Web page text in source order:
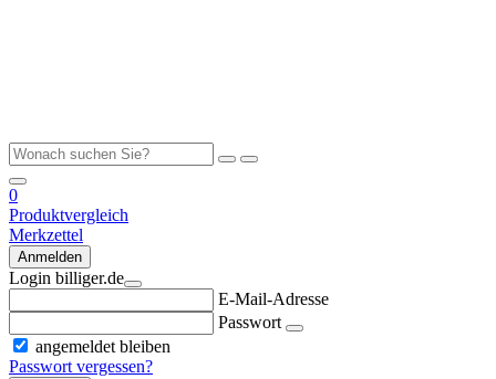
0
Produktvergleich
Merkzettel
Anmelden
Login billiger.de
E-Mail-Adresse
Passwort
angemeldet bleiben
Passwort vergessen?